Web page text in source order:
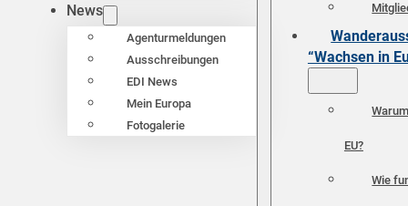
News
Agenturmeldungen
Ausschreibungen
EDI News
Mein Europa
Fotogalerie
“Wachsen in
EU?
Wie